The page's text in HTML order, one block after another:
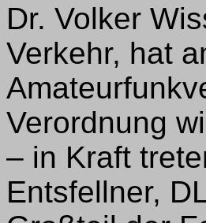
Dr. Volker
Verkehr, hat
Verordnung
– in Kraft
Entsfellner,